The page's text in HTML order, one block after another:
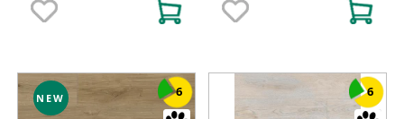
NEW 6 6